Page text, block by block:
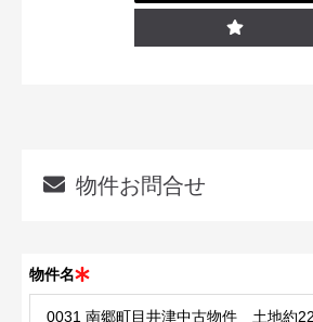
物件お問合せ
物件名